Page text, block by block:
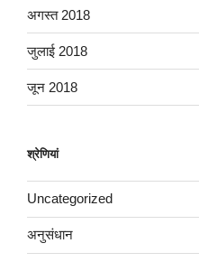
अगस्त 2018
जुलाई 2018
जून 2018
श्रेणियां
Uncategorized
अनुसंधान